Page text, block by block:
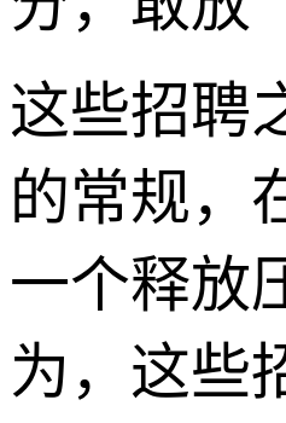
这些招聘
的常规，
一个释放
为，这些